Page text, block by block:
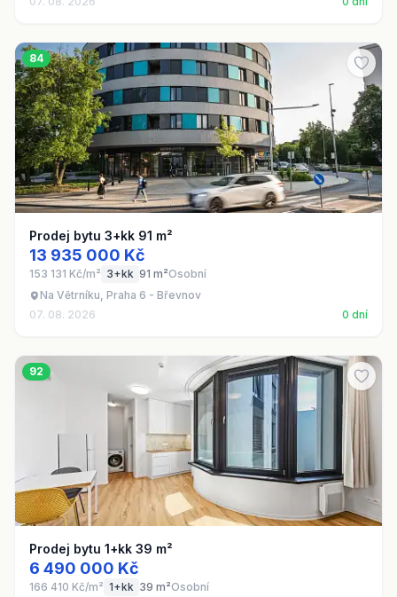
84
Prodej bytu 3+kk 91 m²
13 935 000 Kč
153 131 Kč/m² 3+kk 91 m²Osobní
Na Větrníku, Praha 6 - Břevnov
07. 08. 2026
0 dní
92
Prodej bytu 1+kk 39 m²
6 490 000 Kč
166 410 Kč/m² 1+kk 39 m²Osobní